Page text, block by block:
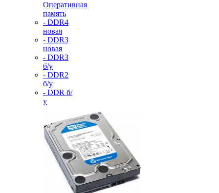
Оперативная
память
- DDR4
новая
- DDR3
новая
- DDR3
б/у
- DDR2
б/у
- DDR б/
у